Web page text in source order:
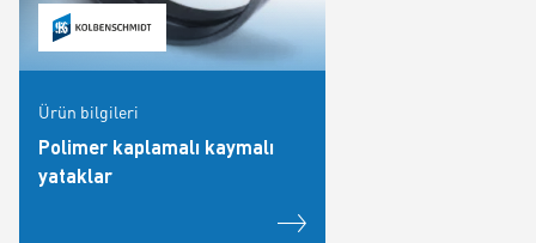
Ürün bilgileri
Polimer kaplamalı kaymalı
yataklar